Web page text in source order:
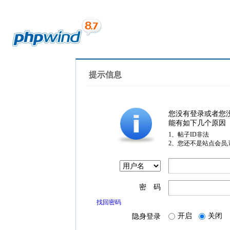
提示信息
您没有登录或者您
能有如下几个原因
1、帖子ID非法
2、您还不是站点会员
密 码
找回密码
隐身登录 开启 关闭